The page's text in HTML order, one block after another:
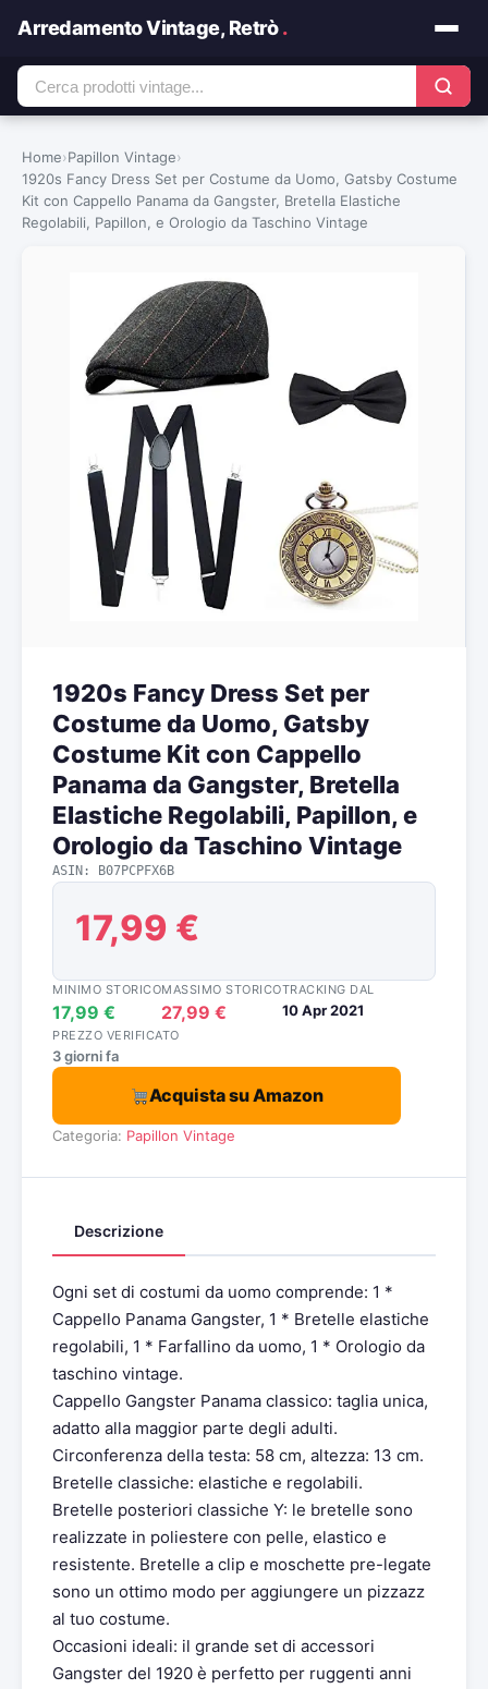
Arredamento Vintage, Retrò.
Home›Papillon Vintage›
1920s Fancy Dress Set per Costume da Uomo, Gatsby Costume
Kit con Cappello Panama da Gangster, Bretella Elastiche
Regolabili, Papillon, e Orologio da Taschino Vintage
1920s Fancy Dress Set per
Costume da Uomo, Gatsby
Costume Kit con Cappello
Panama da Gangster, Bretella
Elastiche Regolabili, Papillon, e
Orologio da Taschino Vintage
ASIN: B07PCPFX6B
17,99 €
MINIMO STORICO
17,99 €
MASSIMO STORICO
27,99 €
TRACKING DAL
10 Apr 2021
PREZZO VERIFICATO
3 giorni fa
Acquista su Amazon
Categoria: Papillon Vintage
Descrizione
Ogni set di costumi da uomo comprende: 1 *
Cappello Panama Gangster, 1 * Bretelle elastiche
regolabili, 1 * Farfallino da uomo, 1 * Orologio da
taschino vintage.
Cappello Gangster Panama classico: taglia unica,
adatto alla maggior parte degli adulti.
Circonferenza della testa: 58 cm, altezza: 13 cm.
Bretelle classiche: elastiche e regolabili.
Bretelle posteriori classiche Y: le bretelle sono
realizzate in poliestere con pelle, elastico e
resistente. Bretelle a clip e moschette pre-legate
sono un ottimo modo per aggiungere un pizzazz
al tuo costume.
Occasioni ideali: il grande set di accessori
Gangster del 1920 è perfetto per ruggenti anni